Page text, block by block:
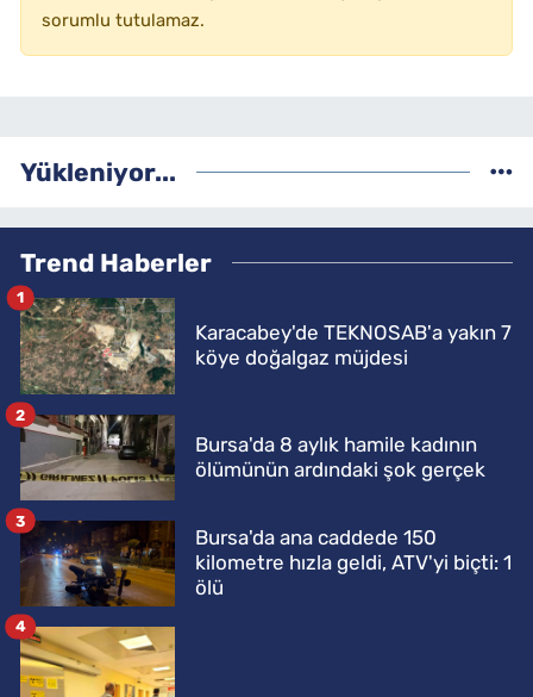
sorumlu tutulamaz.
Yükleniyor...
Trend Haberler
Karacabey'de TEKNOSAB'a yakın 7
köye doğalgaz müjdesi
1
Bursa'da 8 aylık hamile kadının
ölümünün ardındaki şok gerçek
2
Bursa'da ana caddede 150
kilometre hızla geldi, ATV'yi biçti: 1
ölü
3
4